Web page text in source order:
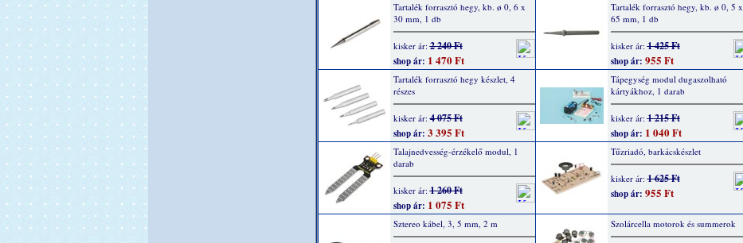
Tartalék forrasztó hegy, kb. ø 0, 6 x
30 mm, 1 db
kisker ár:2 240 Ft
shop ár: 1 470 Ft
Tartalék forrasztó hegy, kb. ø 0, 5 x
65 mm, 1 db
kisker ár:1 425 Ft
shop ár: 955 Ft
Tartalék forrasztó hegy készlet, 4
részes
kisker ár:4 075 Ft
shop ár: 3 395 Ft
Tápegység modul dugaszolható
kártyákhoz, 1 darab
kisker ár:1 215 Ft
shop ár: 1 040 Ft
Talajnedvesség-érzékelő modul, 1
darab
kisker ár:1 260 Ft
shop ár: 1 075 Ft
Tűzriadó, barkácskészlet
kisker ár:1 625 Ft
shop ár: 955 Ft
Sztereo kábel, 3, 5 mm, 2 m Szolárcella motorok és summerok